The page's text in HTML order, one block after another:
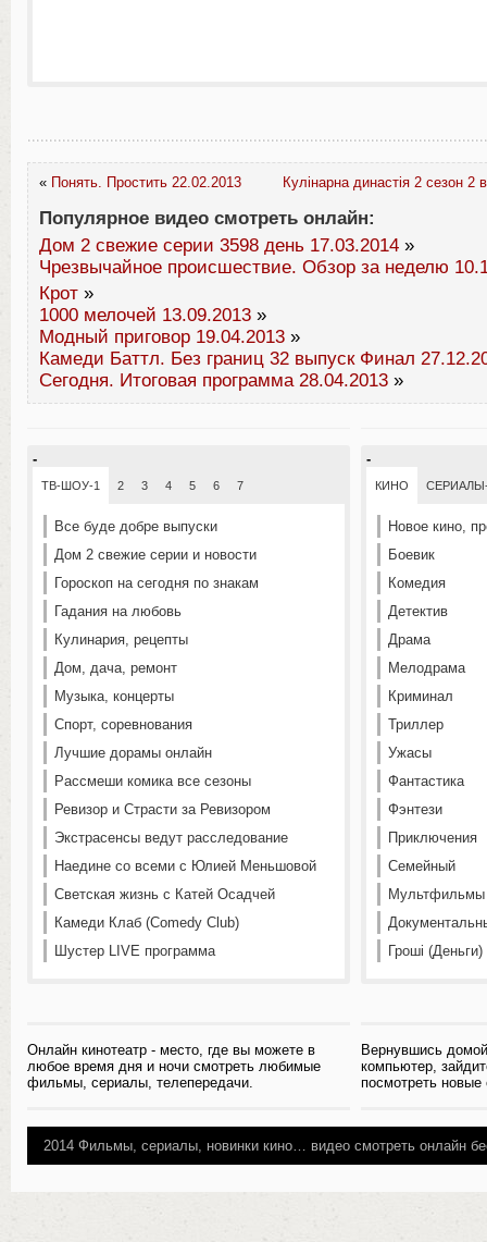
« Понять. Простить 22.02.2013 Кулінарна династія 2 сезон 2
Популярное видео смотреть онлайн:
Дом 2 свежие серии 3598 день 17.03.2014 »
Чрезвычайное происшествие. Обзор за неделю
Крот »
1000 мелочей 13.09.2013 »
Модный приговор 19.04.2013 »
Камеди Баттл. Без границ 32 выпуск Финал
Сегодня. Итоговая программа 28.04.2013 »
-
ТВ-ШОУ-1 2 3 4 5 6 7
Все буде добре выпуски
Дом 2 свежие серии и новости
Гороскоп на сегодня по знакам
Гадания на любовь
Кулинария, рецепты
Дом, дача, ремонт
Музыка, концерты
Спорт, соревнования
Лучшие дорамы онлайн
Рассмеши комика все сезоны
Ревизор и Страсти за Ревизором
Экстрасенсы ведут расследование
Наедине со всеми с Юлией Меньшовой
Светская жизнь с Катей Осадчей
Камеди Клаб (Comedy Club)
Шустер LIVE программа
Онлайн кинотеатр - место, где вы можете в
любое время дня и ночи смотреть любимые
фильмы, сериалы, телепередачи.
-
КИНО
Новое кино,
Боевик
Комедия
Детектив
Драма
Мелодрама
Криминал
Триллер
Ужасы
Фантастика
Фэнтези
Приключения
Семейный
Мультфильмы
Гроші
Вернувшись
компьютер,
посмотреть
2014 Фильмы, сериалы, новинки кино… видео смотреть онлайн